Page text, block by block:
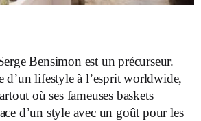
Bensimon est un précurseur.
d’un lifestyle à l’esprit worldwide,
où ses fameuses baskets
d’un style avec un goût pour les